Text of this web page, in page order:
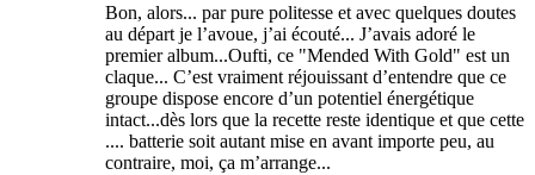
Bon, alors... par pure politesse et avec quelques doutes
au départ je l’avoue, j’ai écouté... J’avais adoré le
premier album...Oufti, ce "Mended With Gold" est un
claque... C’est vraiment réjouissant d’entendre que ce
groupe dispose encore d’un potentiel énergétique
intact...dès lors que la recette reste identique et que cette
.... batterie soit autant mise en avant importe peu, au
contraire, moi, ça m’arrange...